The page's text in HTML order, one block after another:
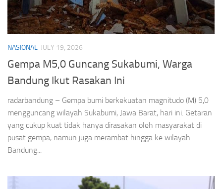
NASIONAL JULY 19, 2026
Gempa M5,0 Guncang Sukabumi, Warga
Bandung Ikut Rasakan Ini
radarbandung – Gempa bumi berkekuatan magnitudo (M) 5,0
mengguncang wilayah Sukabumi, Jawa Barat, hari ini. Getaran
yang cukup kuat tidak hanya dirasakan oleh masyarakat di
pusat gempa, namun juga merambat hingga ke wilayah